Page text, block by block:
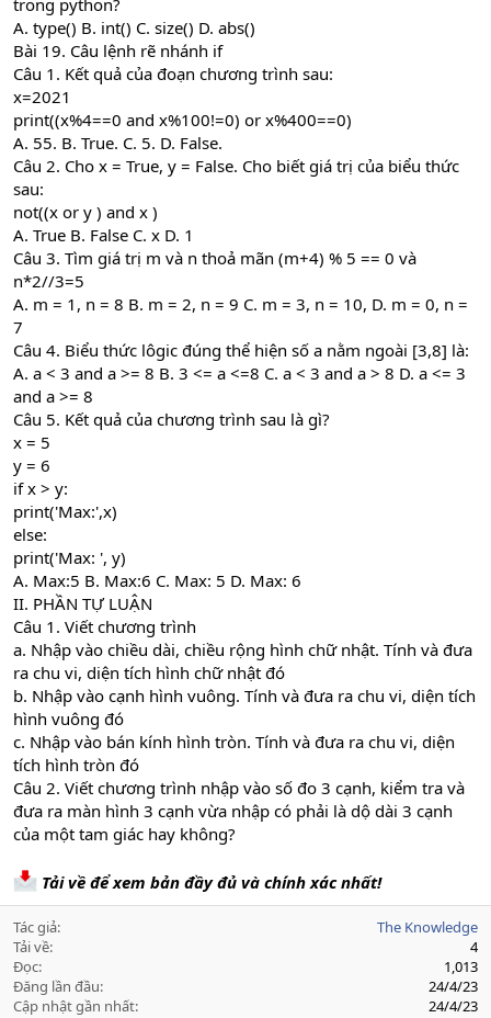
trong python?
A. type() B. int() C. size() D. abs()
Bài 19. Câu lệnh rẽ nhánh if
Câu 1. Kết quả của đoạn chương trình sau:
x=2021
print((x%4==0 and x%100!=0) or x%400==0)
A. 55. B. True. C. 5. D. False.
Câu 2. Cho x = True, y = False. Cho biết giá trị của biểu thức
sau:
not((x or y ) and x )
A. True B. False C. x D. 1
Câu 3. Tìm giá trị m và n thoả mãn (m+4) % 5 == 0 và
n*2//3=5
A. m = 1, n = 8 B. m = 2, n = 9 C. m = 3, n = 10, D. m = 0, n =
7
Câu 4. Biểu thức lôgic đúng thể hiện số a nằm ngoài [3,8] là:
A. a < 3 and a >= 8 B. 3 <= a <=8 C. a < 3 and a > 8 D. a <= 3
and a >= 8
Câu 5. Kết quả của chương trình sau là gì?
x = 5
y = 6
if x > y:
print('Max:',x)
else:
print('Max: ', y)
A. Max:5 B. Max:6 C. Max: 5 D. Max: 6
II. PHẦN TỰ LUẬN
Câu 1. Viết chương trình
a. Nhập vào chiều dài, chiều rộng hình chữ nhật. Tính và đưa
ra chu vi, diện tích hình chữ nhật đó
b. Nhập vào cạnh hình vuông. Tính và đưa ra chu vi, diện tích
hình vuông đó
c. Nhập vào bán kính hình tròn. Tính và đưa ra chu vi, diện
tích hình tròn đó
Câu 2. Viết chương trình nhập vào số đo 3 cạnh, kiểm tra và
đưa ra màn hình 3 cạnh vừa nhập có phải là dộ dài 3 cạnh
của một tam giác hay không?
Tải về để xem bản đầy đủ và chính xác nhất!
Tác giả
The Knowledge
Tải về
4
Đọc
1,013
Đăng lần đầu
24/4/23
Cập nhật gần nhất
24/4/23